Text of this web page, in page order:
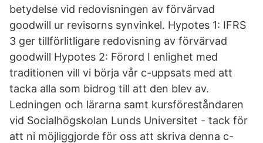
betydelse vid redovisningen av förvärvad
goodwill ur revisorns synvinkel. Hypotes 1: IFRS
3 ger tillförlitligare redovisning av förvärvad
goodwill Hypotes 2: Förord I enlighet med
traditionen vill vi börja vår c-uppsats med att
tacka alla som bidrog till att den blev av.
Ledningen och lärarna samt kursföreståndaren
vid Socialhögskolan Lunds Universitet - tack för
att ni möjliggjorde för oss att skriva denna c-